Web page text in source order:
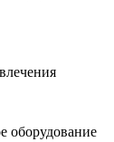
оборудование